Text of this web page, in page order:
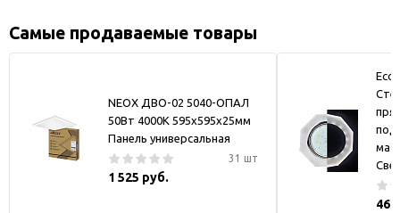
Самые продаваемые товары
NEOX ДВО-02 5040-ОПАЛ
50Вт 4000К 595х595х25мм
Панель универсальная
31 шт
1 525 руб.